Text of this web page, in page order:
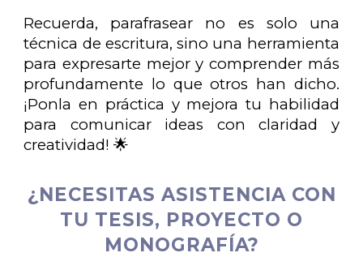
Recuerda, parafrasear no es solo una
técnica de escritura, sino una herramienta
para expresarte mejor y comprender más
profundamente lo que otros han dicho.
¡Ponla en práctica y mejora tu habilidad
para comunicar ideas con claridad y
creatividad! 🌟
¿NECESITAS ASISTENCIA CON
TU TESIS, PROYECTO O
MONOGRAFÍA?